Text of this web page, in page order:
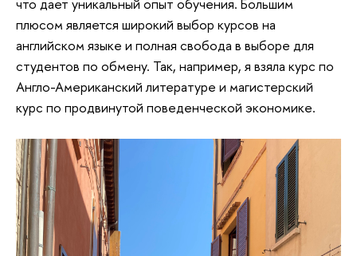
что дает уникальный опыт обучения. Большим
плюсом является широкий выбор курсов на
английском языке и полная свобода в выборе для
студентов по обмену. Так, например, я взяла курс по
Англо-Американский литературе и магистерский
курс по продвинутой поведенческой экономике.